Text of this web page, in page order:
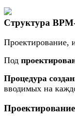
Структура
Проектирование,
Под
Процедура
вводимых на
Проектирование